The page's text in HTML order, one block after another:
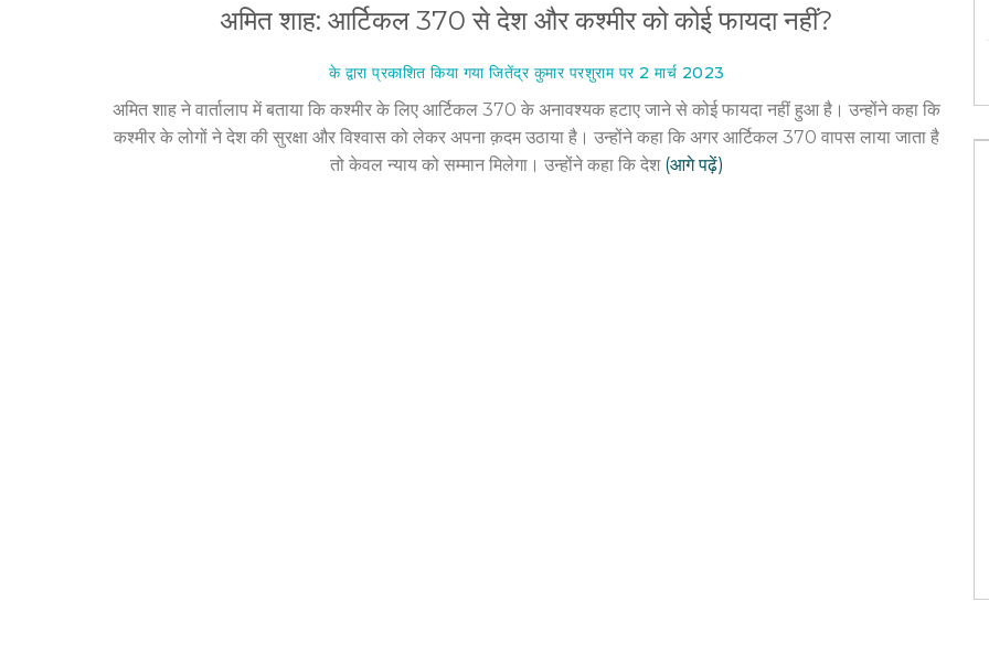
अमित शाह: आर्टिकल 370 से देश और कश्मीर को कोई फायदा नहीं?
के द्वारा प्रकाशित किया गया जितेंद्र कुमार परशुराम पर 2 मार्च 2023
अमित शाह ने वार्तालाप में बताया कि कश्मीर के लिए आर्टिकल 370 के अनावश्यक हटाए जाने से कोई फायदा नहीं हुआ है। उन्होंने कहा कि
कश्मीर के लोगों ने देश की सुरक्षा और विश्वास को लेकर अपना क़दम उठाया है। उन्होंने कहा कि अगर आर्टिकल 370 वापस लाया जाता है
तो केवल न्याय को सम्मान मिलेगा। उन्होंने कहा कि देश (आगे पढ़ें)